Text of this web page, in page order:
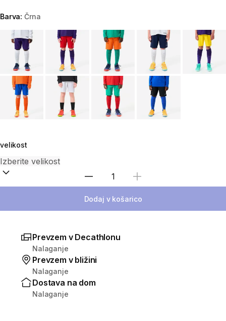
Barva:Črna
Choose a variant
velikost
Izberite količino
Dodaj v košarico
Prevzem v Decathlonu
Nalaganje
Prevzem v bližini
Nalaganje
Dostava na dom
Nalaganje